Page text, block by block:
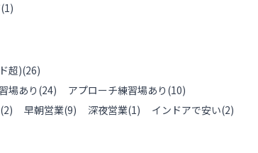
(1)
超)(26)
場あり (24) アプローチ練習場あり (10)
(2) 早朝営業(9) 深夜営業(1) インドアで安い(2)